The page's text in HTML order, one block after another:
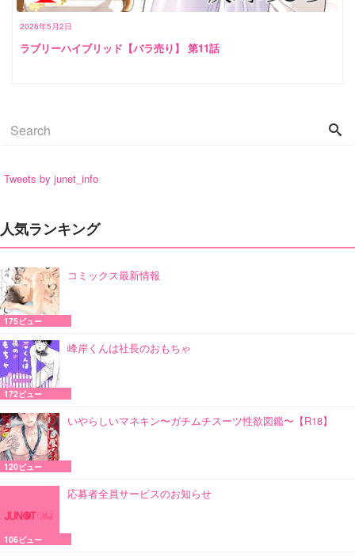
2026年5月2日
ラブリーハイブリッド【バラ売り】 第11話
Tweets by junet_info
人気ランキング
コミックス最新情報
175ビュー
峰岸くんは社長のおもちゃ
172ビュー
いやらしいマネキン〜ガチムチスーツ性欲図鑑〜【R18】
120ビュー
応募者全員サービスのお知らせ
106ビュー